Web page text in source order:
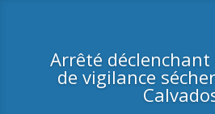
Arrêté
de vigilance